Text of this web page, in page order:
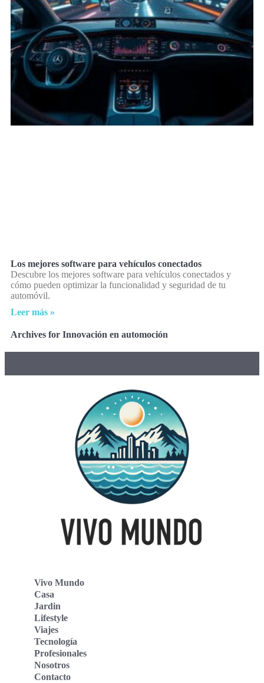
Los mejores software para vehículos conectados
Descubre los mejores software para vehículos conectados y
cómo pueden optimizar la funcionalidad y seguridad de tu
automóvil.
Leer más »
Archives for Innovación en automoción
Vivo Mundo
Casa
Jardin
Lifestyle
Viajes
Tecnología
Profesionales
Nosotros
Contacto